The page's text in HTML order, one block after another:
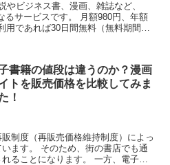
やビジネス書、漫画、雑誌など、
です。 月額980円、年額
用であれば30日間無料（無料期間が
書籍の値段は違うのか？漫画
トを販売価格を比較してみま
！
制度（再販売価格維持制度）によっ
の書店でも通
になります。 一方、電子書